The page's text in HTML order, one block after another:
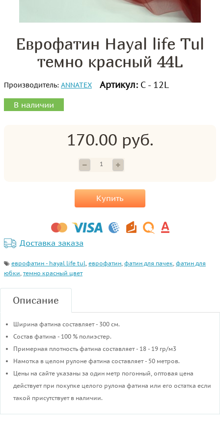
Еврофатин Hayal life Tul
темно красный 44L
Производитель: ANNATEX Артикул: С - 12L
В наличии
170.00 руб.
Купить
Доставка заказа
еврофатин - hayal life tul, еврофатин, фатин для пачек, фатин для
юбки, темно красный цвет
Описание
Ширина фатина составляет - 300 см.
Состав фатина - 100 % полиэстер.
Примерная плотность фатина составляет - 18 - 19 гр/м3
​Намотка в целом рулоне фатина составляет - 50 метров.
Цены на сайте указаны за один метр погонный, оптовая цена
действует при покупке целого рулона фатина или его остатка если
такой присутствует в наличии.